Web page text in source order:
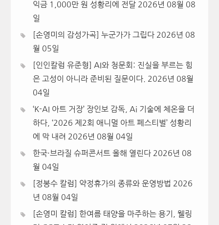
익금 1,000만 원 성황리에 전달 2026년 08월 08
일
[손영미의 감성가곡] 누군가가 그립다 2026년 08
월 05일
[인인칼럼 유준형] AI와 청문회: 진실을 부르는 힘
은 고성이 아니라 준비된 질문이다.
2026년 08월
04일
‘K-AI 아트 거장’ 장인보 감독, Ai 기술에 체온을 더
하다, ‘2026 제2회 애니멀 아트 페스티벌’ 성황리
에 막 내려 2026년 08월 04일
한국·브라질 슈퍼콘서트 올해 열린다 2026년 08
월 04일
[정봉수 칼럼] 약정휴가의 종류와 운영방법 2026
년 08월 04일
[손영미 칼럼] 한여름 태양을 마주하는 용기, 웰링